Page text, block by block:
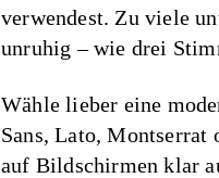
verwendest. Zu viele
unruhig – wie drei
Wähle lieber eine
Sans, Lato, Montserrat
auf Bildschirmen klar